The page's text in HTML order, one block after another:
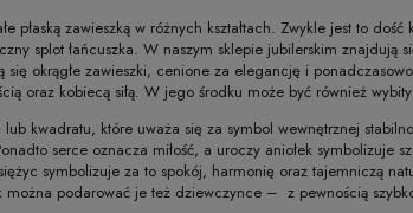
płaską zawieszką w różnych kształtach. Zwykle jest to
splot łańcuszka. W naszym sklepie jubilerskim znajdują
okrągłe zawieszki, cenione za elegancję i
oraz kobiecą siłą. W jego środku może być również
kwadratu, które uważa się za symbol wewnętrznej
serce oznacza miłość, a uroczy aniołek symbolizuje
symbolizuje za to spokój, harmonię oraz tajemniczą
można podarować je też dziewczynce – z pewnością